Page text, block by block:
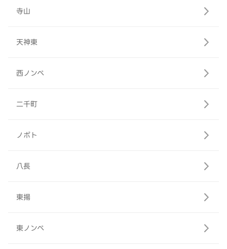
寺山
天神東
西ノンベ
二千町
ノボト
八長
東揚
東ノンベ